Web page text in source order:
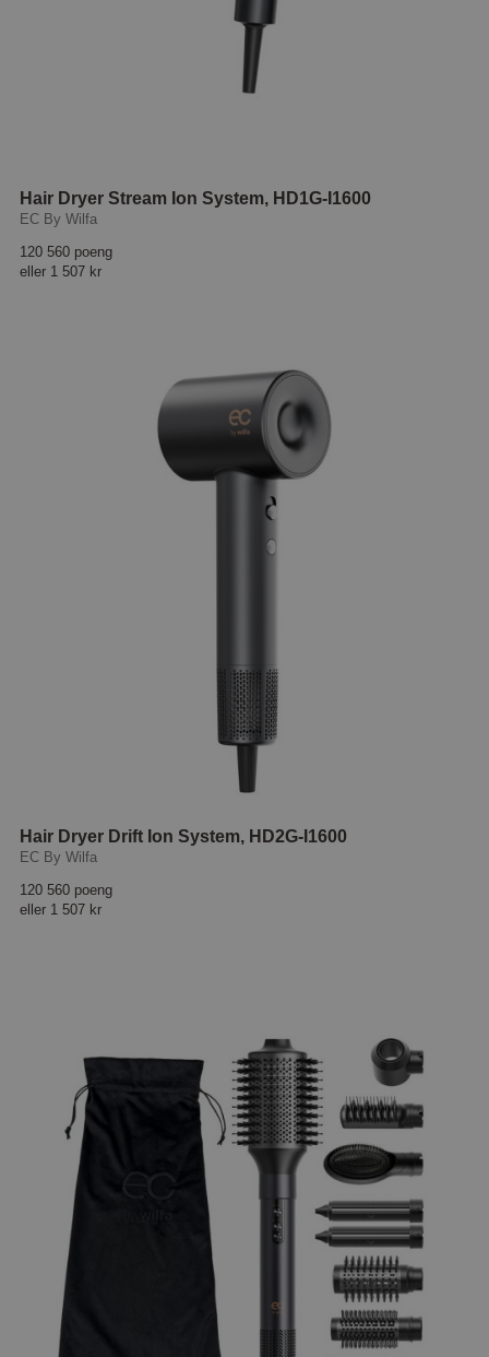
Hair Dryer Stream Ion System, HD1G-I1600
EC By Wilfa
120 560 poeng
eller 1 507 kr
Hair Dryer Drift Ion System, HD2G-I1600
EC By Wilfa
120 560 poeng
eller 1 507 kr